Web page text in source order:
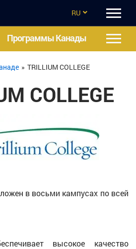
RU
CZ
Программы Канады
» TRILLIUM COLLEGE
COLLEGE
в восьми кампусах по всей
высокое качество